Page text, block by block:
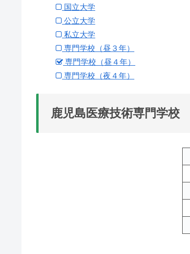
国立大学
公立大学
私立大学
専門学校（昼３年）
専門学校（昼４年）
専門学校（夜４年）
鹿児島医療技術専門学校